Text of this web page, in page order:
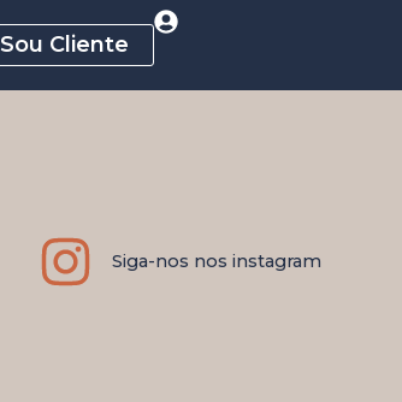
Sou Cliente
Siga-nos nos instagram